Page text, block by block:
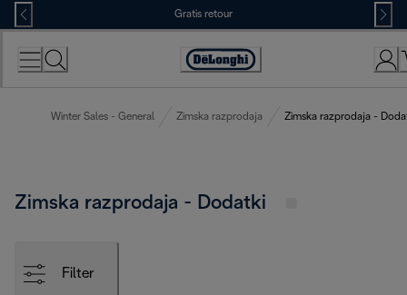
Skip
to
Content
Gratis retour
Accessibility
Winter Sales - General Zimska razprodaja Zimska razprodaja -
Zimska razprodaja - Dodatki
Filter